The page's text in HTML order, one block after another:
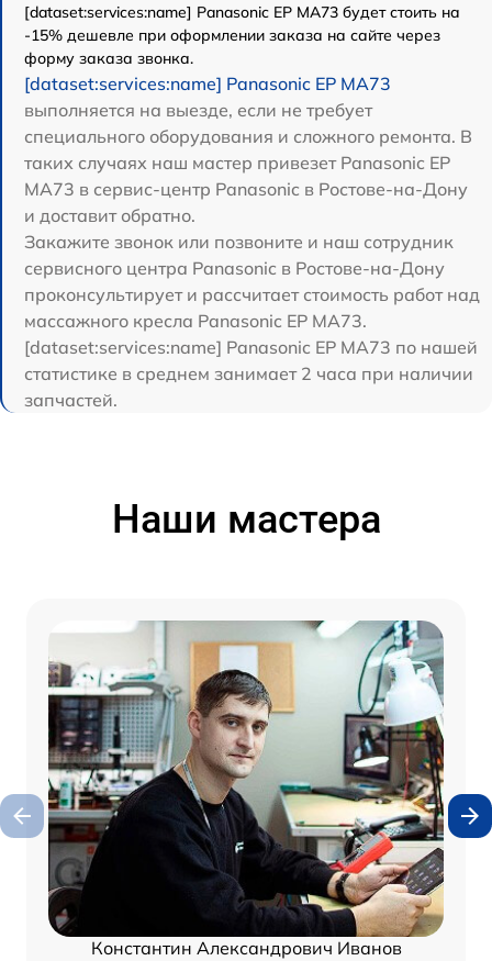
[dataset:services:name] Panasonic EP MA73 будет стоить на
-15% дешевле при оформлении заказа на сайте через
форму заказа звонка.
[dataset:services:name] Panasonic EP MA73
выполняется на выезде, если не требует
специального оборудования и сложного ремонта. В
таких случаях наш мастер привезет Panasonic EP
MA73 в сервис-центр Panasonic в Ростове-на-Дону
и доставит обратно.
Закажите звонок или позвоните и наш сотрудник
сервисного центра Panasonic в Ростове-на-Дону
проконсультирует и рассчитает стоимость работ над
массажного кресла Panasonic EP MA73.
[dataset:services:name] Panasonic EP MA73 по нашей
статистике в среднем занимает 2 часа при наличии
запчастей.
Наши мастера
Константин Александрович Иванов